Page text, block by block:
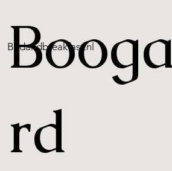
rd
Bedandbreakfast.nl